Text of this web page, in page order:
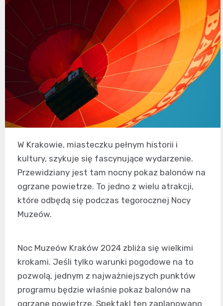
W Krakowie, miasteczku pełnym historii i
kultury, szykuje się fascynujące wydarzenie.
Przewidziany jest tam nocny pokaz balonów na
ogrzane powietrze. To jedno z wielu atrakcji,
które odbędą się podczas tegorocznej Nocy
Muzeów.
Noc Muzeów Kraków 2024 zbliża się wielkimi
krokami. Jeśli tylko warunki pogodowe na to
pozwolą, jednym z najważniejszych punktów
programu będzie właśnie pokaz balonów na
ogrzane powietrze. Spektakl ten zaplanowano